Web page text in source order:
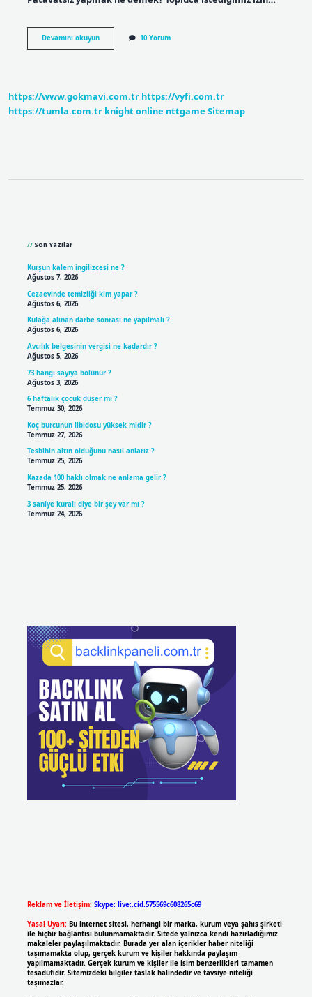
Devamını okuyunAport
Ne
10 Yorum
https://www.gokmavi.com.tr https://vyfi.com.tr
https://tumla.com.tr knight online nttgame Sitemap
Son Yazılar
Kurşun kalem ingilizcesi ne ?
Ağustos 7, 2026
Cezaevinde temizliği kim yapar ?
Ağustos 6, 2026
Kulağa alınan darbe sonrası ne yapılmalı ?
Ağustos 6, 2026
Avcılık belgesinin vergisi ne kadardır ?
Ağustos 5, 2026
73 hangi sayıya bölünür ?
Ağustos 3, 2026
6 haftalık çocuk düşer mi ?
Temmuz 30, 2026
Koç burcunun libidosu yüksek midir ?
Temmuz 27, 2026
Tesbihin altın olduğunu nasıl anlarız ?
Temmuz 25, 2026
Kazada 100 haklı olmak ne anlama gelir ?
Temmuz 25, 2026
3 saniye kuralı diye bir şey var mı ?
Temmuz 24, 2026
Reklam ve İletişim: Skype: live:.cid.575569c608265c69
Yasal Uyarı: Bu internet sitesi, herhangi bir marka, kurum veya şahıs şirketi
ile hiçbir bağlantısı bulunmamaktadır. Sitede yalnızca kendi hazırladığımız
makaleler paylaşılmaktadır. Burada yer alan içerikler haber niteliği
taşımamakta olup, gerçek kurum ve kişiler hakkında paylaşım
yapılmamaktadır. Gerçek kurum ve kişiler ile isim benzerlikleri tamamen
tesadüfidir. Sitemizdeki bilgiler taslak halindedir ve tavsiye niteliği
taşımazlar.